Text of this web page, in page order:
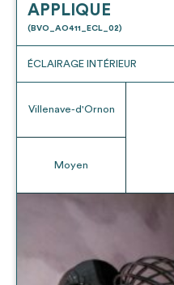
APPLIQUE
(BVO_AO411_ECL_02)
ÉCLAIRAGE INTÉRIEUR
Villenave-d'Ornon
Moyen